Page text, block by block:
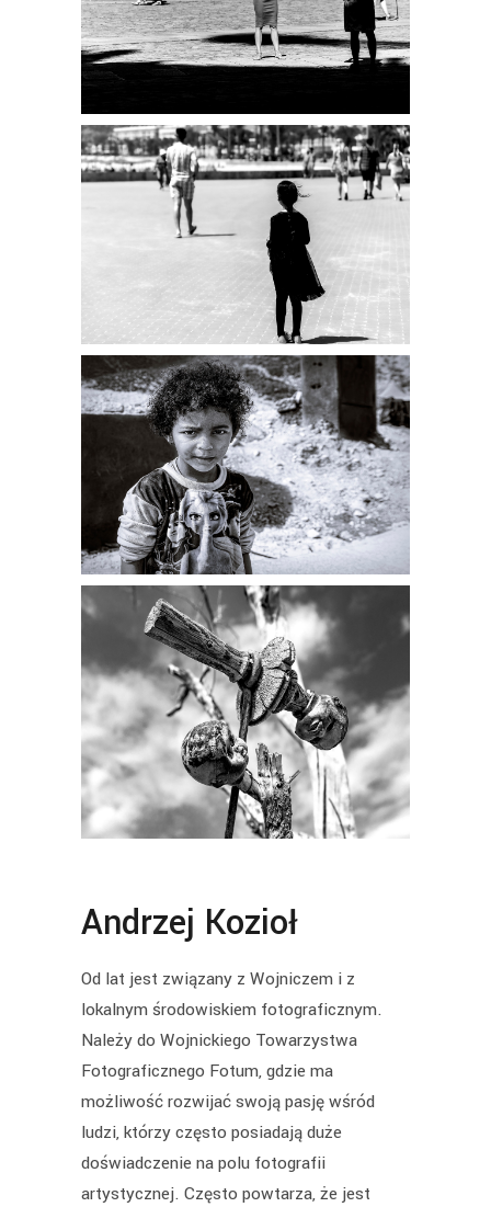
Andrzej Kozioł
Od lat jest związany z Wojniczem i z
lokalnym środowiskiem fotograficznym.
Należy do Wojnickiego Towarzystwa
Fotograficznego Fotum, gdzie ma
możliwość rozwijać swoją pasję wśród
ludzi, którzy często posiadają duże
doświadczenie na polu fotografii
artystycznej. Często powtarza, że jest